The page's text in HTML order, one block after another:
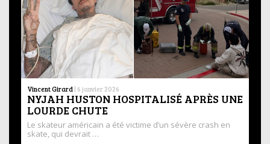
Vincent Girard | 6 janvier 2026
NYJAH HUSTON HOSPITALISÉ APRÈS UNE
LOURDE CHUTE
Le skateur américain a été victime d’un sévère crash en
skate, qui devrait …